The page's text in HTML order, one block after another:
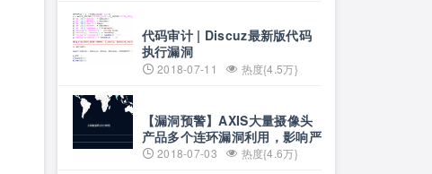
代码审计 | Discuz最新版代码
执行漏洞
2018-07-11 热度{4.5万}
【漏洞预警】AXIS大量摄像头
产品多个连环漏洞利用，影响严
重 2018-07-03 热度{4.6万}